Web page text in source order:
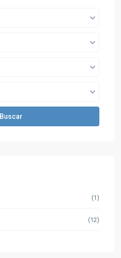
Buscar
(1)
(12)